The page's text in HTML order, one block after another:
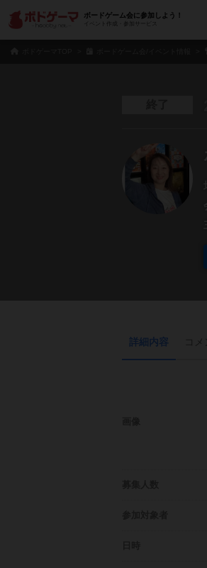
ボードゲーム会に参加しよう！
イベント作成・参加サービス
詳細内容